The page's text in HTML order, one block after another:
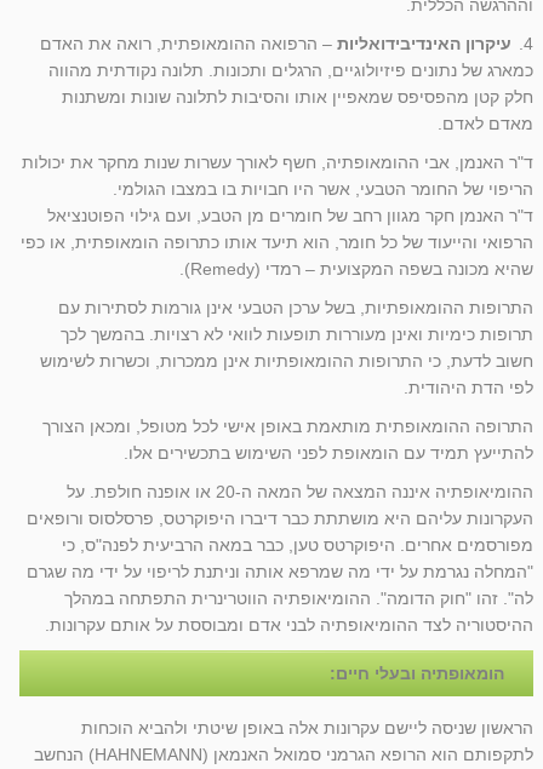
וההרגשה הכללית.
4.
עיקרון האינדיבידואליות – הרפואה ההומאופתית, רואה את האדם
כמארג של נתונים פיזיולוגיים, הרגלים ותכונות. תלונה נקודתית מהווה
חלק קטן מהפסיפס שמאפיין אותו והסיבות לתלונה שונות ומשתנות
מאדם לאדם.
ד"ר האנמן, אבי ההומאופתיה, חשף לאורך עשרות שנות מחקר את יכולות
הריפוי של החומר הטבעי, אשר היו חבויות בו במצבו הגולמי.
ד"ר האנמן חקר מגוון רחב של חומרים מן הטבע, ועם גילוי הפוטנציאל
הרפואי והייעוד של כל חומר, הוא תיעד אותו כתרופה הומאופתית, או כפי
שהיא מכונה בשפה המקצועית – רמדי (Remedy).
התרופות ההומאופתיות, בשל ערכן הטבעי אינן גורמות לסתירות עם
תרופות כימיות ואינן מעוררות תופעות לוואי לא רצויות. בהמשך לכך
חשוב לדעת, כי התרופות ההומאופתיות אינן ממכרות, וכשרות לשימוש
לפי הדת היהודית.
התרופה ההומאופתית מותאמת באופן אישי לכל מטופל, ומכאן הצורך
להתייעץ תמיד עם הומאופת לפני השימוש בתכשירים אלו.
ההומיאופתיה איננה המצאה של המאה ה-20 או אופנה חולפת. על
העקרונות עליהם היא מושתתת כבר דיברו היפוקרטס, פרסלסוס ורופאים
מפורסמים אחרים. היפוקרטס טען, כבר במאה הרביעית לפנה"ס, כי
"המחלה נגרמת על ידי מה שמרפא אותה וניתנת לריפוי על ידי מה שגרם
לה". זהו "חוק הדומה". ההומיאופתיה הווטרינרית התפתחה במהלך
ההיסטוריה לצד ההומיאופתיה לבני אדם ומבוססת על אותם עקרונות.
הומאופתיה ובעלי חיים:
הראשון שניסה ליישם עקרונות אלה באופן שיטתי ולהביא הוכחות
לתקפותם הוא הרופא הגרמני סמואל האנמאן (HAHNEMANN) הנחשב